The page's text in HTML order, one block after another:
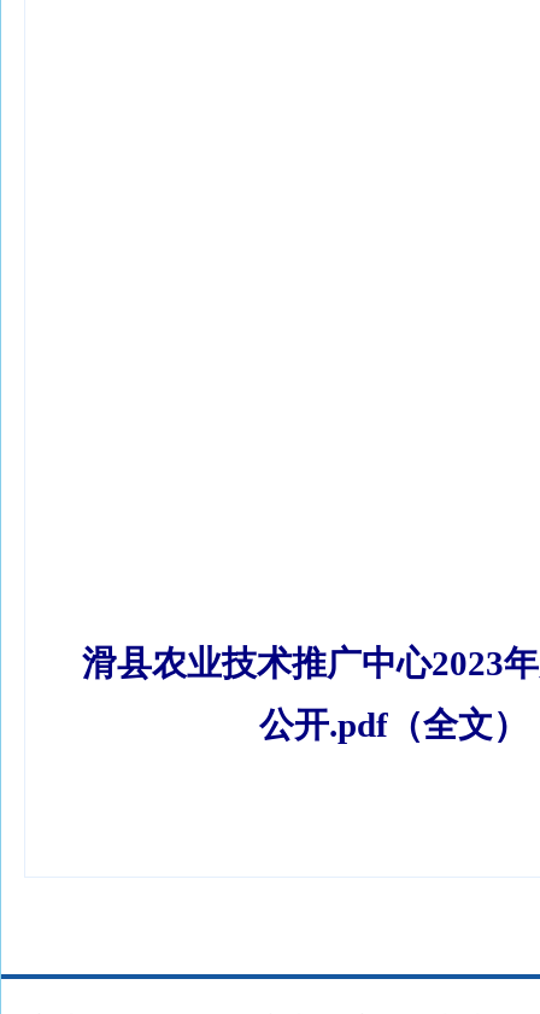
滑县农业技术推广中心2023
公开.pdf（全文）